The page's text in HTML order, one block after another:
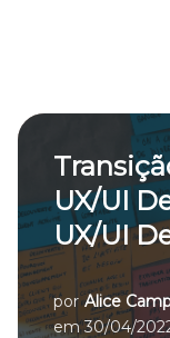
UX/UI
UX/UI
por Alice
em30/04/